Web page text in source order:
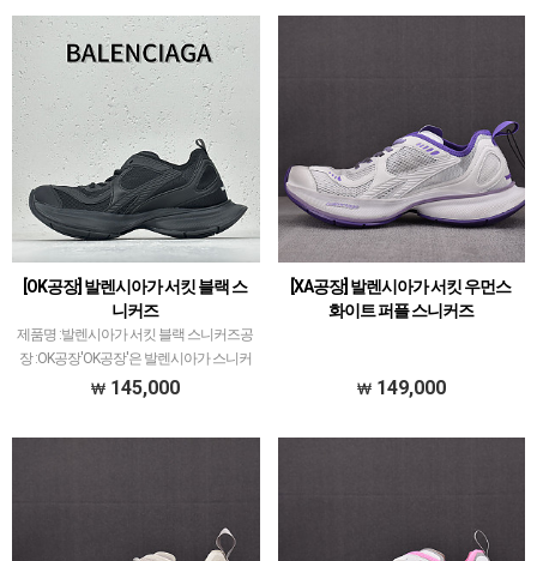
으나 지금은 …
[OK공장] 발렌시아가 서킷 블랙 스
니커즈
제품명 :발렌시아가 서킷 블랙 스니커즈공
장 :OK공장'OK공장'은 발렌시아가 스니커
즈 전문적으로 취급하고 있습니다.이지
145,000
[XA공장] 발렌시아가 서킷 우먼스
화이트 퍼플 스니커즈
149,000